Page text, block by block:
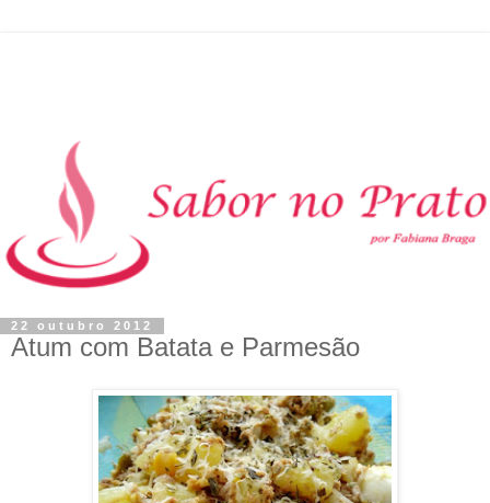
22 outubro 2012
Atum com Batata e Parmesão